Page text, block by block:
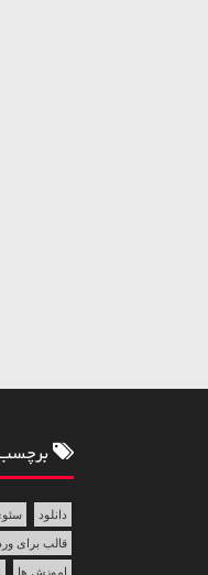
دانلود
قالب برای
اموزش ها